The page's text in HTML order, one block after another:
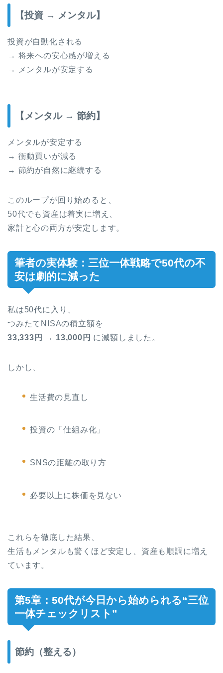
【投資 → メンタル】
投資が自動化される
→ 将来への安心感が増える
→ メンタルが安定する
【メンタル → 節約】
メンタルが安定する
→ 衝動買いが減る
→ 節約が自然に継続する
このループが回り始めると、
50代でも資産は着実に増え、
家計と心の両方が安定します。
筆者の実体験：三位一体戦略で50代の不
安は劇的に減った
私は50代に入り、
つみたてNISAの積立額を
33,333円 → 13,000円 に減額しました。
しかし、
生活費の見直し
投資の「仕組み化」
SNSの距離の取り方
必要以上に株価を見ない
これらを徹底した結果、
生活もメンタルも驚くほど安定し、資産も順調に増え
ています。
第5章：50代が今日から始められる“三位
一体チェックリスト”
節約（整える）